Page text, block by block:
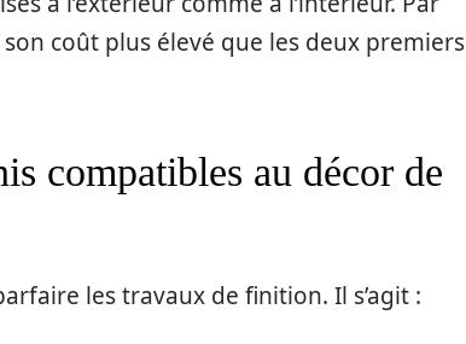
coût plus élevé que les deux premiers
compatibles au décor de
les travaux de finition. Il s’agit :